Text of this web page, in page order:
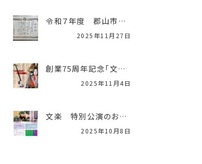
令和７年度 郡山市優良建設工事表彰
2025年11月27日
創業75周年記念「文楽特別公演」開催レポート
2025年11月4日
文楽 特別公演のお知らせ
2025年10月8日